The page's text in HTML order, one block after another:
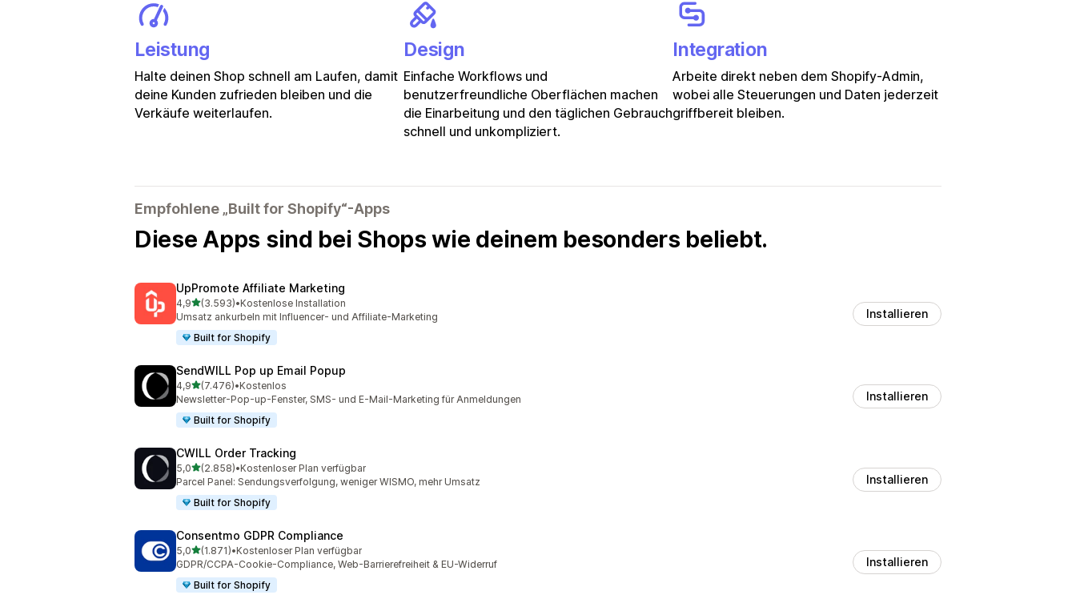
Leistung
Halte deinen Shop schnell am Laufen, damit
deine Kunden zufrieden bleiben und die
Verkäufe weiterlaufen.
Design
Einfache Workflows und
benutzerfreundliche Oberflächen machen
die Einarbeitung und den täglichen Gebrauch
schnell und unkompliziert.
Integration
Arbeite direkt neben dem Shopify-Admin,
wobei alle Steuerungen und Daten jederzeit
griffbereit bleiben.
Empfohlene „Built for Shopify“-Apps
Diese Apps sind bei Shops wie deinem besonders beliebt.
UpPromote Affiliate Marketing
4,9von 5 Sternen
(3.593)
3593 Rezensionen insgesamt
•Kostenlose Installation
Umsatz ankurbeln mit Influencer- und Affiliate-Marketing
Built for Shopify
Installieren
SendWILL Pop up Email Popup
4,9von 5 Sternen
(7.476)
7476 Rezensionen insgesamt
•Kostenlos
Newsletter-Pop-up-Fenster, SMS- und E-Mail-Marketing für Anmeldungen
Built for Shopify
Installieren
CWILL Order Tracking
5,0von 5 Sternen
(2.858)
2858 Rezensionen insgesamt
•Kostenloser Plan verfügbar
Parcel Panel: Sendungsverfolgung, weniger WISMO, mehr Umsatz
Built for Shopify
Installieren
Consentmo GDPR Compliance
5,0von 5 Sternen
(1.871)
1871 Rezensionen insgesamt
•Kostenloser Plan verfügbar
GDPR/CCPA-Cookie-Compliance, Web-Barrierefreiheit & EU-Widerruf
Built for Shopify
Installieren